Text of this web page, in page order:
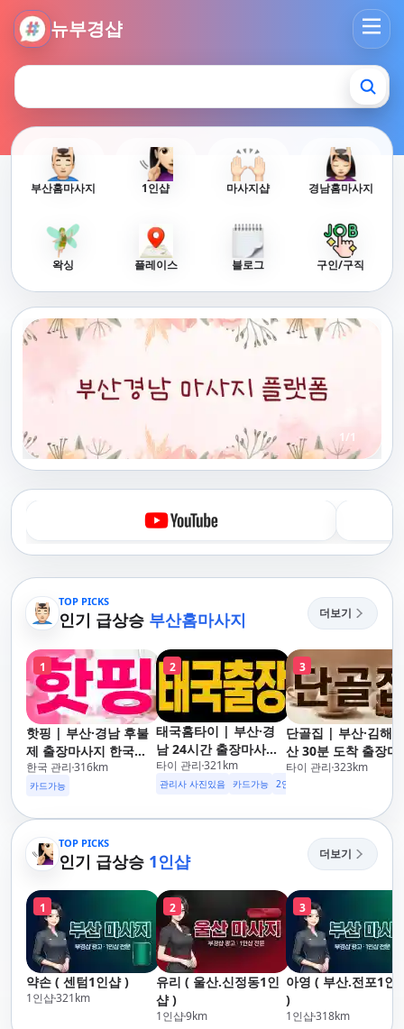
뉴부경샵
뉴부경샵 - 부산 마사지 사이트 부산마사지 부산홈타이 부산출
부산홈마사지 1인샵 마사지샵 경남홈마사지
왁싱 플레이스 블로그 구인/구직
1 /1
TOP PICKS
인기 급상승 부산홈마사지 더보기
1
핫핑 | 부산·경남 후불
제 출장마사지 한국인
관리사
한국 관리 316km
카드가능
2
태국홈타이 | 부산·경
남 24시간 출장마사지
후불제/해운대,사상,광
안리,남포동,구포,덕천,
산,구서,연산,서면,재
단,다대포,범일,범천,우
동,마린시티,송정,기장,
정관,일광,망미,토곡,시
청,양정,초량,사직,온
천,미남,만덕,괴정,학
장,금사,서동,반여,반
송,명륜,남천,대연,문
현,부전,개금,가야,주
례,괘법,학장,강서,신
호,서구,암남
타이 관리 321km
관리사 사진있음 카드가능 2인이상 할인
3
단골집 | 부산·김해·
산 30분 도착 출장마
지 연중무휴
타이 관리 323km
TOP PICKS
인기 급상승 1인샵 더보기
1
약손 ( 센텀1인샵 )
1인샵321km
2
유리 ( 울산.신정동1인
샵 )
1인샵9km
3
아영 ( 부산.전포1인
)
1인샵318km